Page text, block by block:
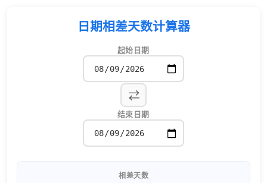
日期相差天数计算器
起始日期
⇅
结束日期
相差天数